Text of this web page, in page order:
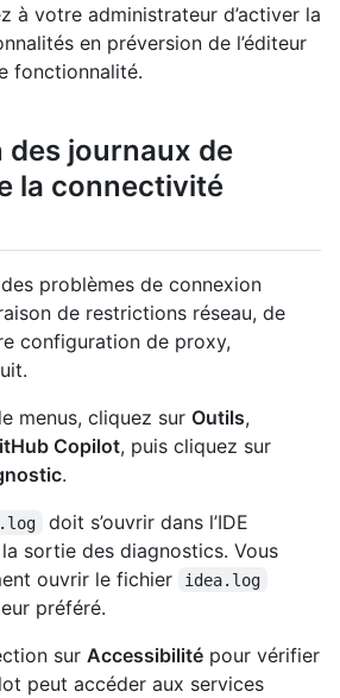
à votre administrateur d’activer la
en préversion de l’éditeur
fonctionnalité.
des journaux de
la connectivité
problèmes de connexion
de restrictions réseau, de
configuration de proxy,
menus, cliquez sur Outils,
Copilot, puis cliquez sur
.
doit s’ouvrir dans l’IDE
sortie des diagnostics. Vous
ouvrir le fichier
idea.log
préféré.
sur Accessibilité pour vérifier
peut accéder aux services